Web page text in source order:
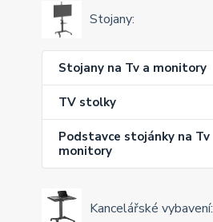
Stojany:
Stojany na Tv a monitory
TV stolky
Podstavce stojánky na Tv
monitory
Kancelářské vybavení: